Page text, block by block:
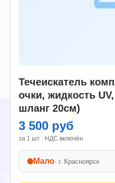
Течеискатель
очки, жидкость
шланг 20см)
3 500 руб
за 1 шт · НДС включён
Мало· г. Красноярск